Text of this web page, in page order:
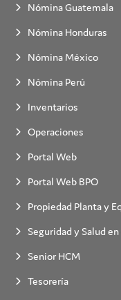
Nómina Guatemala
Nómina Honduras
Nómina México
Nómina Perú
Inventarios
Operaciones
Portal Web
Portal Web BPO
Propiedad Planta y
Seguridad y Salud
Senior HCM
Tesorería